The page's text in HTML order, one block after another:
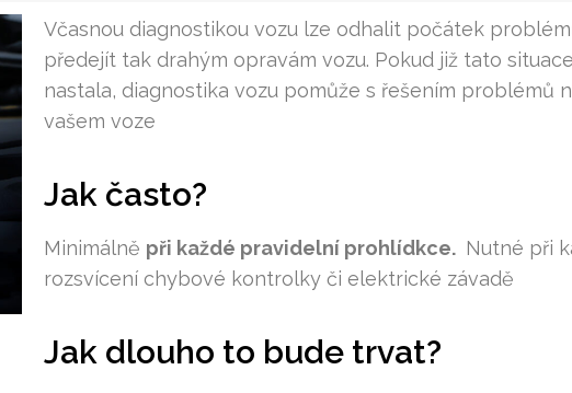
Včasnou diagnostikou vozu lze odhalit počátek
předejít tak drahým opravám vozu. Pokud již tato situace
nastala, diagnostika vozu pomůže s řešením problémů
vašem voze
Jak často?
Minimálně při každé pravidelní prohlídkce. Nutné při
rozsvícení chybové kontrolky či elektrické závadě
Jak dlouho to bude trvat?